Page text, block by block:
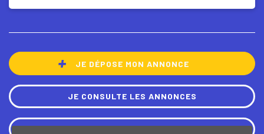
JE DÉPOSE MON ANNONCE
JE CONSULTE LES ANNONCES
UTILISER UN CONTRAT